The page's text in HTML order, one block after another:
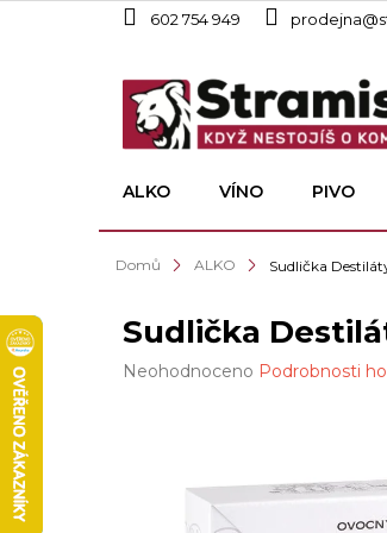
602 754 949
ALKO VÍNO PIVO
Domů ALKO Sudlička
Sudlička
Průměrné
Neohodnoceno Podrobnosti